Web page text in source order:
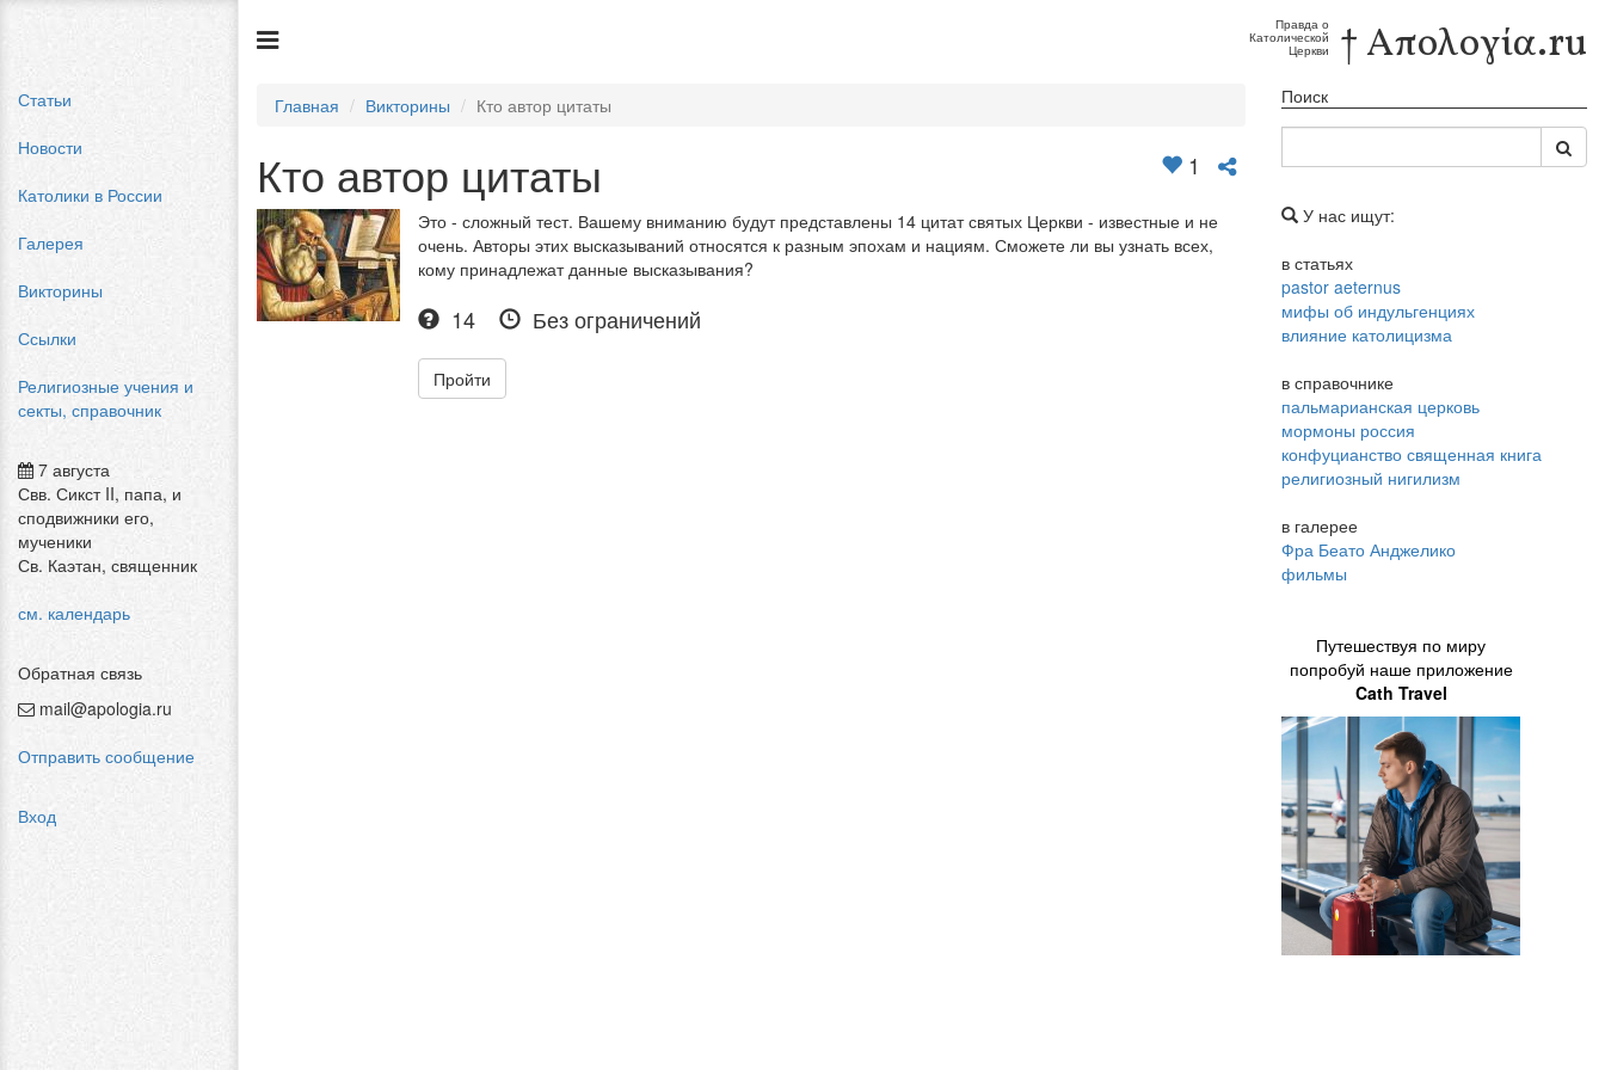
Статьи
Новости
Католики в России
Галерея
Викторины
Ссылки
Религиозные учения и
секты, справочник
7 августа
Свв. Сикст II, папа, и
сподвижники его,
мученики
Св. Каэтан, священник
см. календарь
Обратная связь
mail@apologia.ru
Отправить сообщение
Вход
Правда о
Католической
Церкви † Απολογία.ru
Главная Викторины Кто автор цитаты
1
Кто автор цитаты
Это - сложный тест. Вашему вниманию будут представлены 14 цитат святых Церкви - известные и не
очень. Авторы этих высказываний относятся к разным эпохам и нациям. Сможете ли вы узнать всех,
кому принадлежат данные высказывания?
14 Без ограничений
Пройти
Поиск
У нас ищут:
в статьях
pastor aeternus
мифы об индульгенциях
влияние католицизма
в справочнике
пальмарианская церковь
мормоны россия
конфуцианство священная книга
религиозный нигилизм
в галерее
Фра Беато Анджелико
фильмы
Путешествуя по миру
попробуй наше приложение
Cath Travel